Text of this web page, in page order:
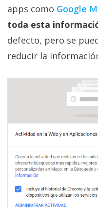
apps como Google
toda esta
defecto, pero se
reducir la